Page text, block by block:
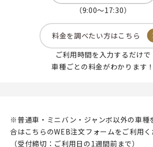
（9:00～17:30）
料金を調べたい方はこちら
ご利用時間を入力するだけで
車種ごとの料金がわかります！
※普通車・ミニバン・ジャンボ以外の車種
合はこちらのWEB注文フォームをご利用く
（受付締切：ご利用日の1週間前まで）